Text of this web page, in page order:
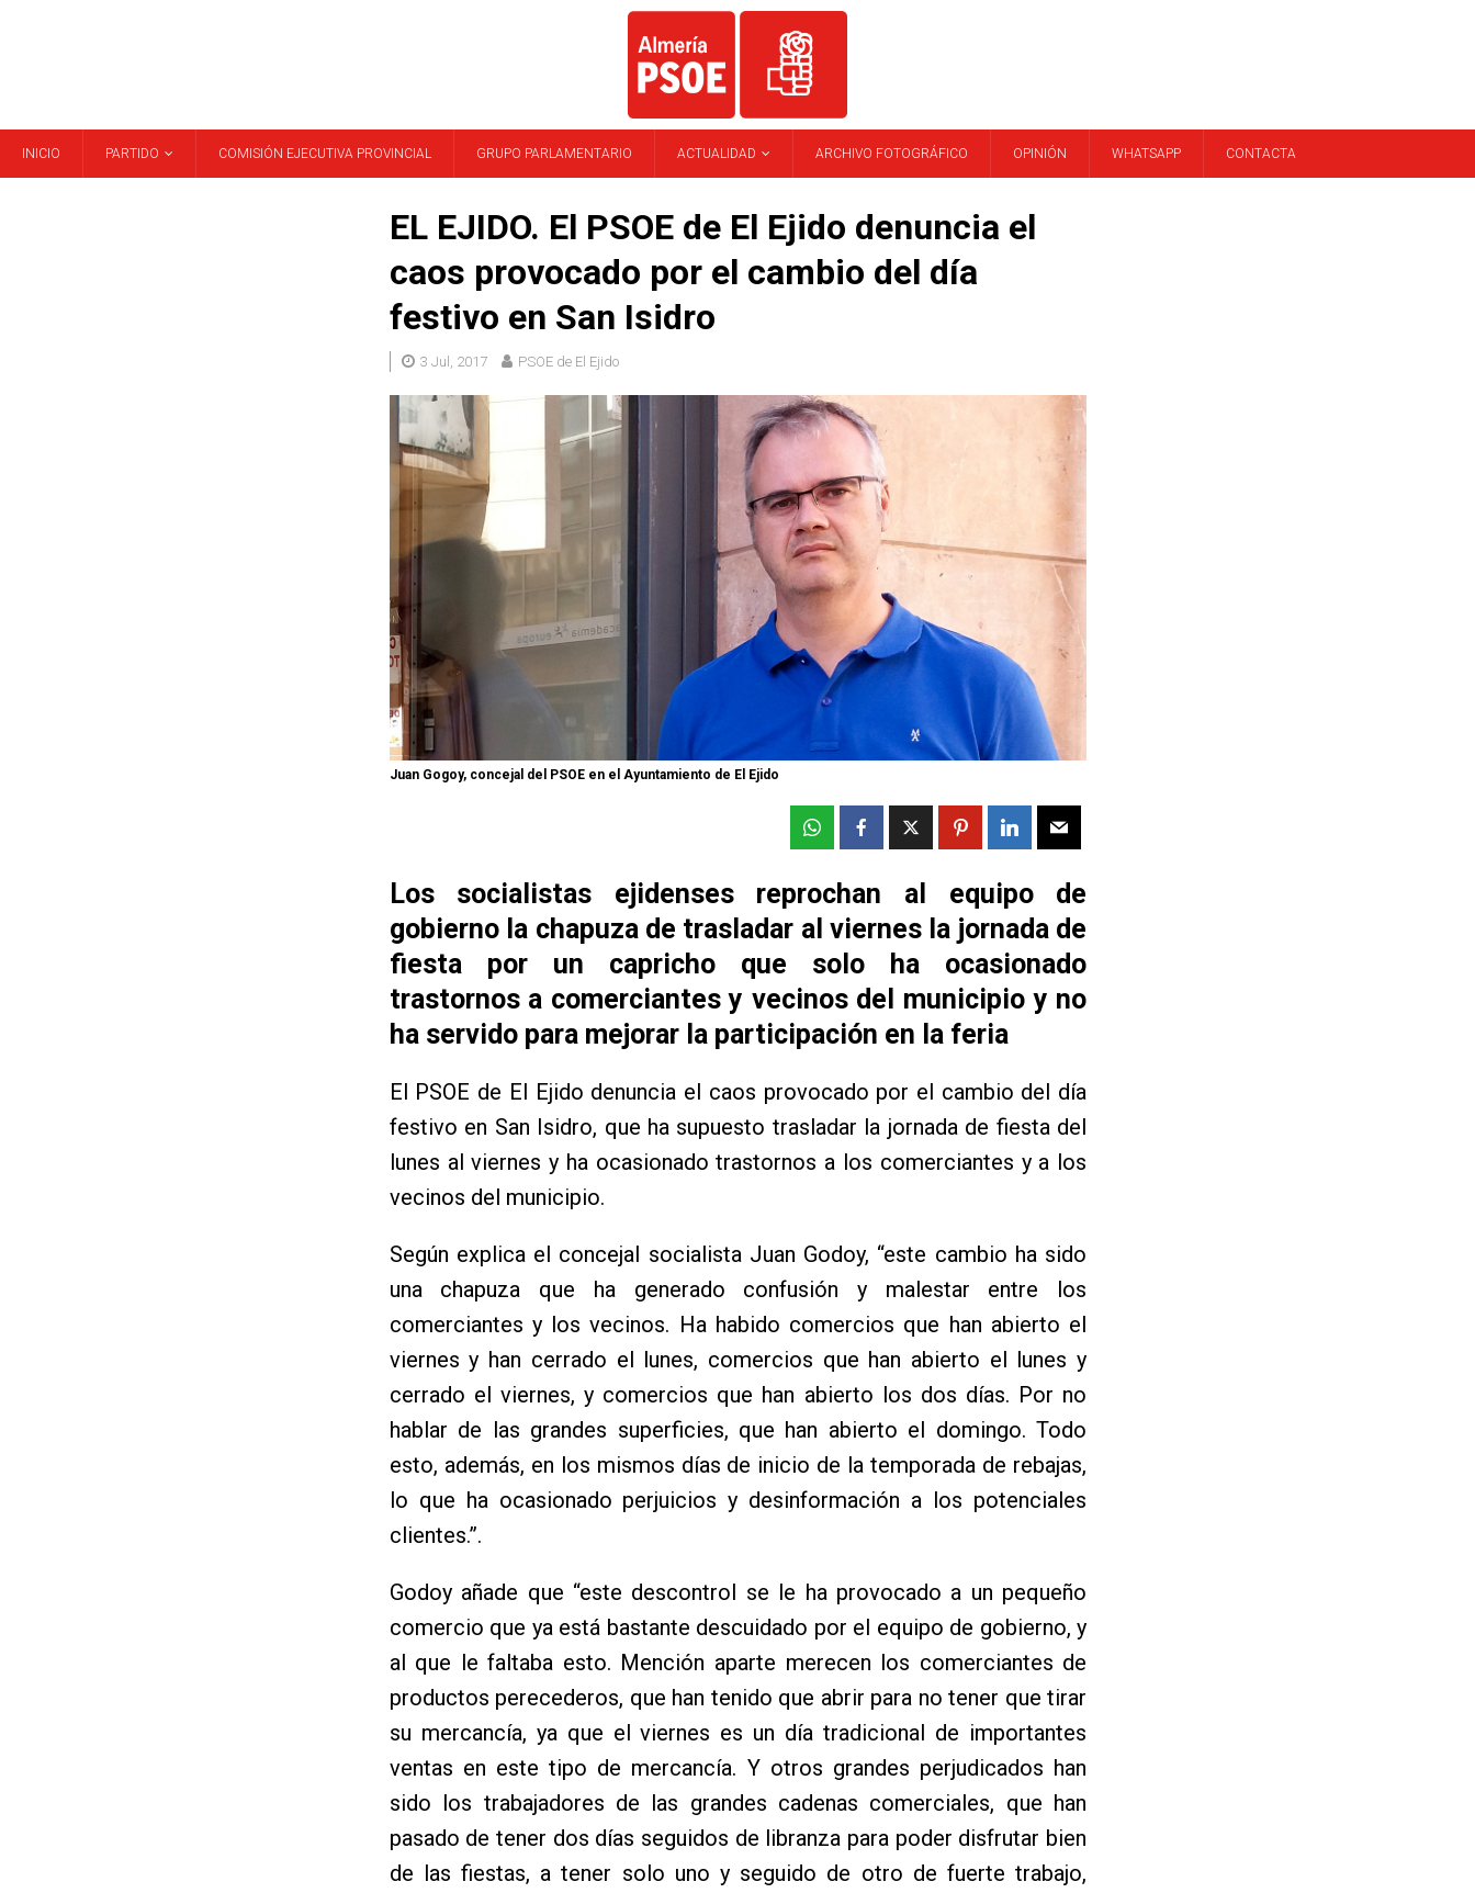
INICIO PARTIDO COMISIÓN EJECUTIVA PROVINCIAL GRUPO PARLAMENTARIO ACTUALIDAD ARCHIVO FOTOGRÁFICO OPINIÓN WHATSAPP CONTACTA
EL EJIDO. El PSOE de El Ejido denuncia el
caos provocado por el cambio del día
festivo en San Isidro
3 Jul, 2017 PSOE de El Ejido
Juan Gogoy, concejal del PSOE en el Ayuntamiento de El Ejido
Los socialistas ejidenses reprochan al equipo de
gobierno la chapuza de trasladar al viernes la jornada de
fiesta por un capricho que solo ha ocasionado
trastornos a comerciantes y vecinos del municipio y no
ha servido para mejorar la participación en la feria
El PSOE de El Ejido denuncia el caos provocado por el cambio del día
festivo en San Isidro, que ha supuesto trasladar la jornada de fiesta del
lunes al viernes y ha ocasionado trastornos a los comerciantes y a los
vecinos del municipio.
Según explica el concejal socialista Juan Godoy, “este cambio ha sido
una chapuza que ha generado confusión y malestar entre los
comerciantes y los vecinos. Ha habido comercios que han abierto el
viernes y han cerrado el lunes, comercios que han abierto el lunes y
cerrado el viernes, y comercios que han abierto los dos días. Por no
hablar de las grandes superficies, que han abierto el domingo. Todo
esto, además, en los mismos días de inicio de la temporada de rebajas,
lo que ha ocasionado perjuicios y desinformación a los potenciales
clientes.”.
Godoy añade que “este descontrol se le ha provocado a un pequeño
comercio que ya está bastante descuidado por el equipo de gobierno, y
al que le faltaba esto. Mención aparte merecen los comerciantes de
productos perecederos, que han tenido que abrir para no tener que tirar
su mercancía, ya que el viernes es un día tradicional de importantes
ventas en este tipo de mercancía. Y otros grandes perjudicados han
sido los trabajadores de las grandes cadenas comerciales, que han
pasado de tener dos días seguidos de libranza para poder disfrutar bien
de las fiestas, a tener solo uno y seguido de otro de fuerte trabajo,